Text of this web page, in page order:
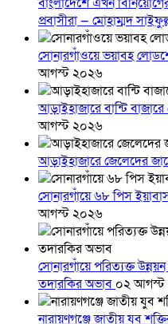
প্রবাসীরা — মোহাম্মদ
সোনারগাঁওয়ে ভয়াবহ
আগস্ট ২০২৬
আড়াইহাজারে বান্টি
আগস্ট ২০২৬
আড়াইহাজারে জেলেদের
সোনারগাঁয়ে ৬৮ পিস
আগস্ট ২০২৬
সোনারগাঁয়ে পরিত্যক্ত
তদারকির অভাব ০২
নারায়ণগঞ্জে জাতীয় যুব